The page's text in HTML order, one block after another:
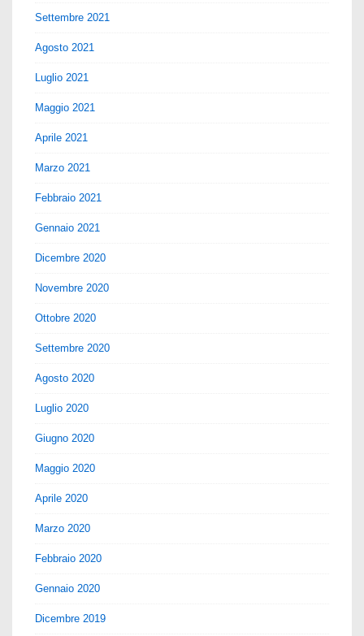
Settembre 2021
Agosto 2021
Luglio 2021
Maggio 2021
Aprile 2021
Marzo 2021
Febbraio 2021
Gennaio 2021
Dicembre 2020
Novembre 2020
Ottobre 2020
Settembre 2020
Agosto 2020
Luglio 2020
Giugno 2020
Maggio 2020
Aprile 2020
Marzo 2020
Febbraio 2020
Gennaio 2020
Dicembre 2019